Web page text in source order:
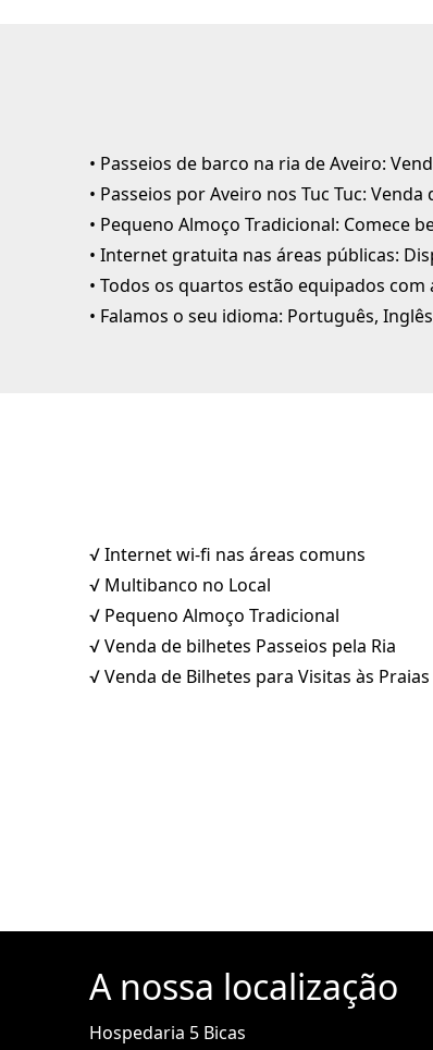
• Passeios de barco na ria de Aveiro:
• Passeios por Aveiro nos Tuc Tuc: Venda
• Pequeno Almoço Tradicional: Comece
• Internet gratuita nas áreas públicas:
• Todos os quartos estão equipados
• Falamos o seu idioma: Português,
√ Internet wi-fi nas áreas comuns
√ Multibanco no Local
√ Pequeno Almoço Tradicional
√ Venda de bilhetes Passeios pela Ria
√ Venda de Bilhetes para Visitas às Praias
A nossa localização
Hospedaria 5 Bicas